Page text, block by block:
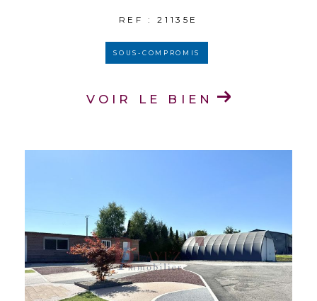
REF : 21135E
SOUS-COMPROMIS
VOIR LE BIEN